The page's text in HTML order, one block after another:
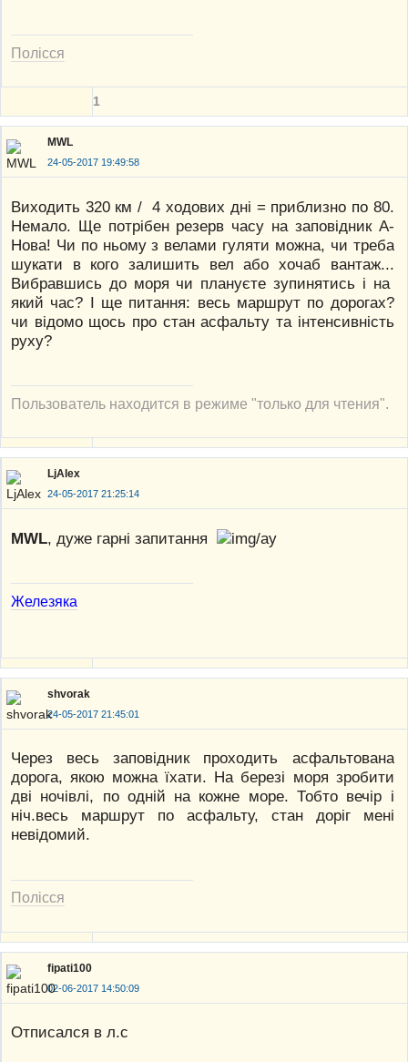
Полісся
1
MWL
24-05-2017 19:49:58
Виходить 320 км / 4 ходових дні = приблизно по 80.
Немало. Ще потрібен резерв часу на заповідник А-
Нова! Чи по ньому з велами гуляти можна, чи треба
шукати в кого залишить вел або хочаб вантаж...
Вибравшись до моря чи плануєте зупинятись і на
який час? І ще питання: весь маршрут по дорогах?
чи відомо щось про стан асфальту та інтенсивність
руху?
Пользователь находится в режиме "только для чтения".
LjAlex
24-05-2017 21:25:14
MWL, дуже гарні запитання
Железяка
shvorak
24-05-2017 21:45:01
Через весь заповідник проходить асфальтована
дорога, якою можна їхати. На березі моря зробити
дві ночівлі, по одній на кожне море. Тобто вечір і
ніч.весь маршрут по асфальту, стан доріг мені
невідомий.
Полісся
fipati100
02-06-2017 14:50:09
Отписался в л.с